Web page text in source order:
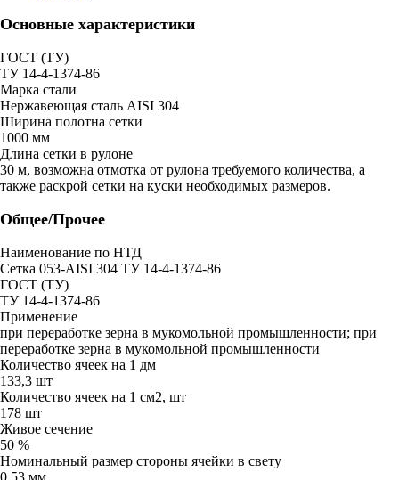
Основные характеристики
ГОСТ (ТУ)
ТУ 14-4-1374-86
Марка стали
Нержавеющая сталь AISI 304
Ширина полотна сетки
1000 мм
Длина сетки в рулоне
30 м, возможна отмотка от рулона требуемого количества, а
также раскрой сетки на куски необходимых размеров.
Общее/Прочее
Наименование по НТД
Сетка 053-AISI 304 ТУ 14-4-1374-86
ГОСТ (ТУ)
ТУ 14-4-1374-86
Применение
при переработке зерна в мукомольной промышленности; при
переработке зерна в мукомольной промышленности
Количество ячеек на 1 дм
133,3 шт
Количество ячеек на 1 см2, шт
178 шт
Живое сечение
50 %
Номинальный размер стороны ячейки в свету